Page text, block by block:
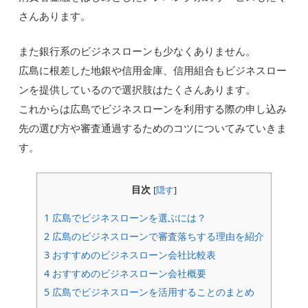
さんあります。
また銀行系のビジネスローンも少なくありません。
広島に根差した地銀や信用金庫、信用組合もビジネスロー
ンを提供しているので選択肢はたくさんあります。
これからは広島でビジネスローンを利用する際の申し込み
先の選び方や審査通過するためのコツについてみていきま
す。
目次 [隠す]
1 広島でビジネスローンを選ぶには？
2 広島のビジネスローンで審査落ちする理由を紹介
3 おすすめのビジネスローン会社比較表
4 おすすめのビジネスローン会社概要
5 広島でビジネスローンを活用することのまとめ